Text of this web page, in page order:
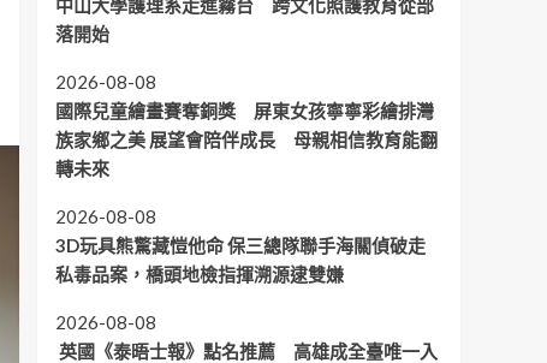
中山大學護理系走進霧台 跨文化照護教育從部
落開始
2026-08-08
國際兒童繪畫賽奪銅獎 屏東女孩寧寧彩繪排灣
族家鄉之美 展望會陪伴成長 母親相信教育能翻
轉未來
2026-08-08
3D玩具熊驚藏愷他命 保三總隊聯手海關偵破走
私毒品案，橋頭地檢指揮溯源逮雙嫌
2026-08-08
英國《泰晤士報》點名推薦 高雄成全臺唯一入